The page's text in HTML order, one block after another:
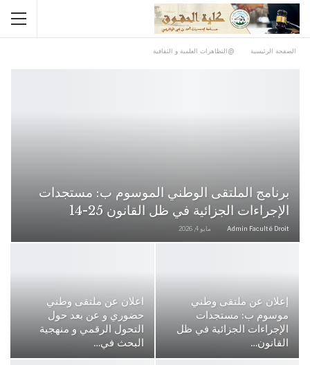
الصفحة الرئيسية @التظاهرات العلمية و الثقافية
برنامج الملتقى الوطني الموسوم ب: مستجدات
الإجراءات الجزائية في ظل القانون 25-14
Admin Faculté Droit مايو 4, 2026
إعلان عن ملتقى وطني
موسوم ب: مستجدات
الإجراءات الجزائية في ظل
القانون…
اعلان عن ملتقى وطني
حضوري و عن بعد حول
التحول الرقمي و منهجية
البحث في…